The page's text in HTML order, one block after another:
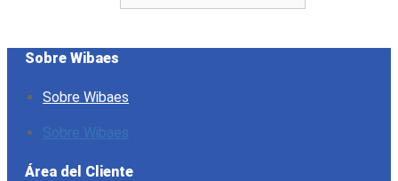
Sobre Wibaes
Sobre Wibaes
Sobre Wibaes
Área del Cliente